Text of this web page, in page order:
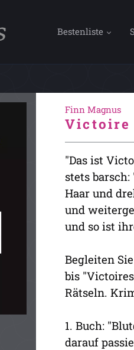
Bestenliste
Finn Magnus
Victoire
"Das ist
stets
Haar und
und
und so ist
Begleiten
bis
Rätseln.
1. Buch:
darauf